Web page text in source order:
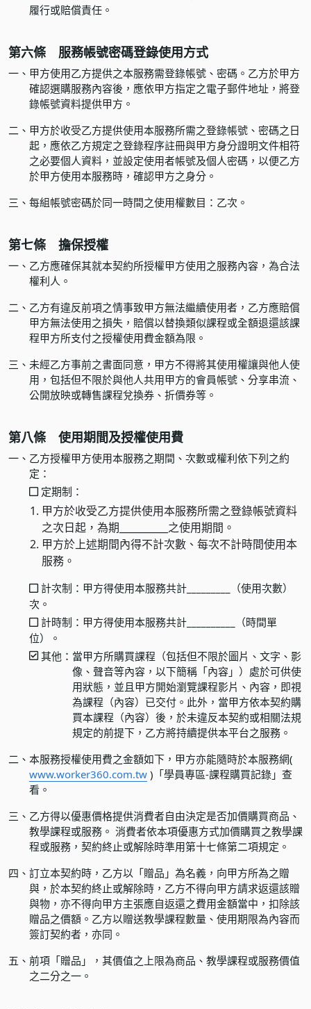
履行或賠償責任。
第六條 服務帳號密碼登錄使用方式
一、 甲方使用乙方提供之本服務需登錄帳號、密碼。乙方於甲方
確認選購服務內容後，應依甲方指定之電子郵件地址，將登
錄帳號資料提供甲方。
二、 甲方於收受乙方提供使用本服務所需之登錄帳號、密碼之日
起，應依乙方規定之登錄程序註冊與甲方身分證明文件相符
之必要個人資料，並設定使用者帳號及個人密碼，以便乙方
於甲方使用本服務時，確認甲方之身分。
三、 每組帳號密碼於同一時間之使用權數目：乙次。
第七條 擔保授權
一、 乙方應確保其就本契約所授權甲方使用之服務內容，為合法
權利人。
二、 乙方有違反前項之情事致甲方無法繼續使用者，乙方應賠償
甲方無法使用之損失，賠償以替換類似課程或全額退還該課
程甲方所支付之授權使用費金額為限。
三、 未經乙方事前之書面同意，甲方不得將其使用權讓與他人使
用，包括但不限於與他人共用甲方的會員帳號、分享串流、
公開放映或轉售課程兌換券、折價券等。
第八條 使用期間及授權使用費
一、 乙方授權甲方使用本服務之期間、次數或權利依下列之約
定：
定期制：
甲方於收受乙方提供使用本服務所需之登錄帳號資料
之次日起，為期__________之使用期間。
甲方於上述期間內得不計次數、每次不計時間使用本
服務。
計次制：甲方得使用本服務共計_________（使用次數）
次。
計時制：甲方得使用本服務共計__________（時間單
位）。
其他： 當甲方所購買課程（包括但不限於圖片、文字、影
像、聲音等內容，以下簡稱「內容」）處於可供使
用狀態，並且甲方開始瀏覽課程影片、內容，即視
為課程（內容）已交付。此外，當甲方依本契約購
買本課程（內容）後，於未違反本契約或相關法規
規定的前提下，乙方將持續提供本平台之服務。
二、 本服務授權使用費之金額如下，甲方亦能隨時於本服務網(
www.worker360.com.tw )「學員專區-課程購買記錄」查
看。
三、 乙方得以優惠價格提供消費者自由決定是否加價購買商品、
教學課程或服務。 消費者依本項優惠方式加價購買之教學課
程或服務，契約終止或解除時準用第十七條第二項規定。
四、 訂立本契約時，乙方以「贈品」為名義，向甲方所為之贈
與，於本契約終止或解除時，乙方不得向甲方請求返還該贈
與物，亦不得向甲方主張應自返還之費用金額當中，扣除該
贈品之價額。乙方以贈送教學課程數量、使用期限為內容而
簽訂契約者，亦同。
五、 前項「贈品」，其價值之上限為商品、教學課程或服務價值
之二分之一。